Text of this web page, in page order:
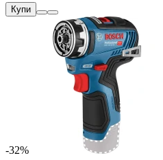
Купи
-32%